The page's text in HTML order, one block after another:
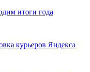
итоги года
курьеров Яндекса